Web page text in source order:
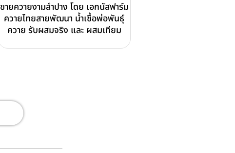
ขายควายงามลำปาง โดย เอกนัสฟาร์ม
ควายไทยสายพัฒนา น้ำเชื้อพ่อพันธุ์
ควาย รับผสมจริง และ ผสมเทียม